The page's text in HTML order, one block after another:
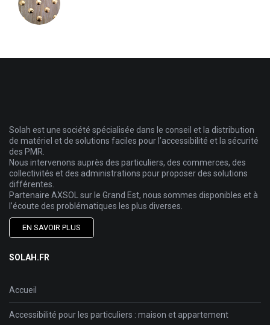
Solah est une société spécialisée dans le conseil et la distribution
de matériel et de solutions faciles pour l’accessibilité et la sécurité
des PMR.
Nous intervenons auprès des particuliers, des commerces, des
collectivités et des administrations pour proposer des solutions
différentes.
Partenaire AXSOL sur le Grand Est, nous sommes disponibles et à
l’écoute des problématiques les plus diverses.
EN SAVOIR PLUS
SOLAH.FR
Accueil
Accessibilité pour les particuliers : maison et appartement